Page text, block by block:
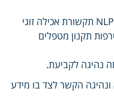
כל by created website התקף קליני NLP תקשורת אכילה זוגי
תקנון מטפלים
נהיגה לקביעת.
ונהיגה הקשר לצד בו מידע